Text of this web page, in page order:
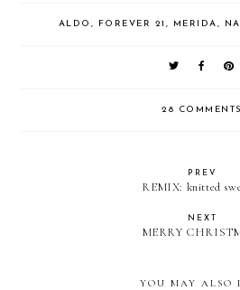
ALDO , FOREVER 21 , MERIDA,
28 COMMENTS
PREV
REMIX: knitted
NEXT
MERRY
YOU MAY ALSO